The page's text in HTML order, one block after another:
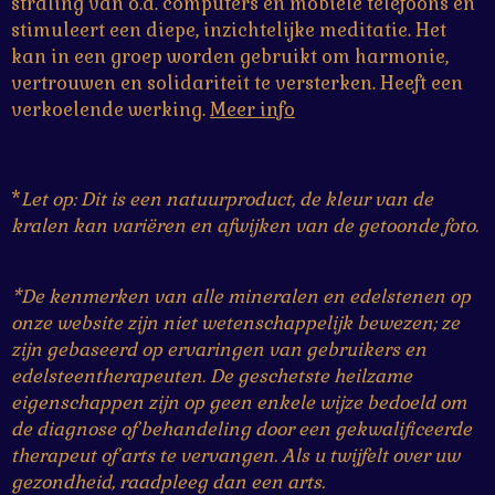
stimuleert een diepe, inzichtelijke meditatie. Het
kan in een groep worden gebruikt om harmonie,
vertrouwen en solidariteit te versterken. Heeft een
verkoelende werking.Meer info
*Let op: Dit is een natuurproduct, de kleur van de
kralen kan variëren en afwijken van de getoonde foto.
*De kenmerken van alle mineralen en edelstenen op
onze website zijn niet wetenschappelijk bewezen; ze
zijn gebaseerd op ervaringen van gebruikers en
edelsteentherapeuten. De geschetste heilzame
eigenschappen zijn op geen enkele wijze bedoeld om
de diagnose of behandeling door een gekwalificeerde
therapeut of arts te vervangen. Als u twijfelt over uw
gezondheid, raadpleeg dan een arts.